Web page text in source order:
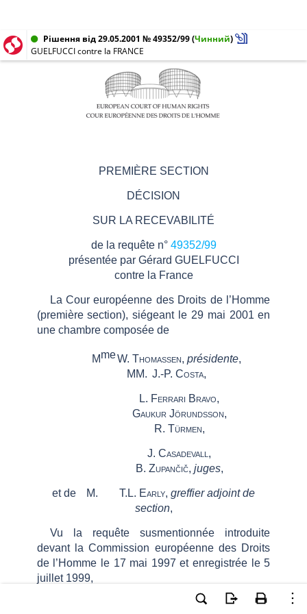
Рішення від 29.05.2001 № 49352/99(Чинний)
GUELFUCCI contre la FRANCE
PREMIÈRE SECTION
DÉCISION
SUR LA RECEVABILITÉ
de la requête n° 49352/99
présentée par Gérard GUELFUCCI
contre la France
La Cour européenne des Droits de l’Homme
(première section), siégeant le 29 mai 2001 en
une chambre composée de
MmeW. Thomassen, présidente,
MM. J.-P. Costa,
L. Ferrari Bravo,
Gaukur Jörundsson,
R. Türmen,
J. Casadevall ,
B. Zupančič, juges,
et de M. T.L. Early, greffier adjoint de
section,
Vu la requête susmentionnée introduite
devant la Commission européenne des Droits
de l’Homme le 17 mai 1997 et enregistrée le 5
juillet 1999,
Après en avoir délibéré, rend la décision